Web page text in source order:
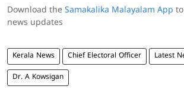
Download the Samakalika Malayalam App
news updates
Kerala News Chief Electoral Officer Latest
Dr. A Kowsigan